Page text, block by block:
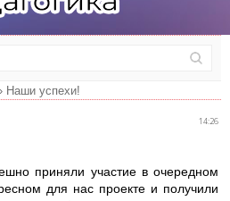
Наши успехи!
14:26
приняли участие в очередном
для нас проекте и получили